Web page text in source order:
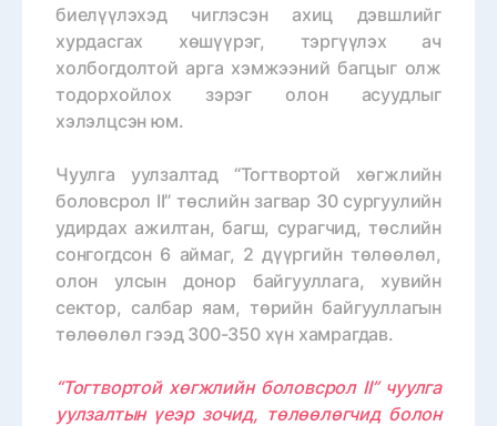
биелүүлэхэд чиглэсэн ахиц дэвшлийг
хурдасгах хөшүүрэг, тэргүүлэх ач
холбогдолтой арга хэмжээний багцыг олж
тодорхойлох зэрэг олон асуудлыг
хэлэлцсэн юм.
Чуулга уулзалтад “Тогтвортой хөгжлийн
боловсрол II” төслийн загвар 30 сургуулийн
удирдах ажилтан, багш, сурагчид, төслийн
сонгогдсон 6 аймаг, 2 дүүргийн төлөөлөл,
олон улсын донор байгууллага, хувийн
сектор, салбар яам, төрийн байгууллагын
төлөөлөл гээд 300-350 хүн хамрагдав.
“Тогтвортой хөгжлийн боловсрол II” чуулга
уулзалтын үеэр зочид, төлөөлөгчид болон